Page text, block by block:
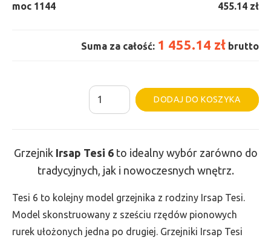
moc 1144
455.14 zł
Suma za całość: 1 455.14 zł brutto
ilość
Grzejnik
-
wys.
685,
szer.
DODAJ DO KOSZYKA
Grzejnik Irsap Tesi 6to idealny wybór zarówno do
tradycyjnych, jak i nowoczesnych wnętrz.
Tesi 6 to kolejny model grzejnika z rodziny Irsap Tesi.
Model skonstruowany z sześciu rzędów pionowych
rurek ułożonych jedna po drugiej. Grzejniki Irsap Tesi